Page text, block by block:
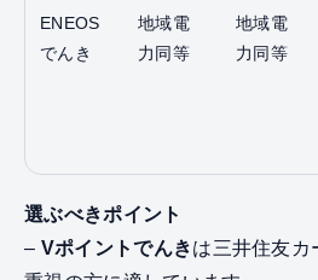
ENEOS
でんき
地域電
力同等
地域電
力同等
選ぶべきポイント
– Vポイントでんきは三井住友カ